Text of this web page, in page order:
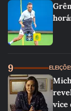
9
vice